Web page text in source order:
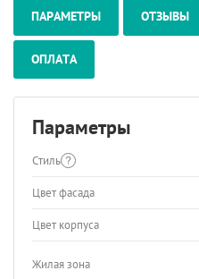
ПАРАМЕТРЫ ОТЗЫВЫ
ОПЛАТА
Параметры
Стиль
Цвет фасада
Цвет корпуса
Жилая зона